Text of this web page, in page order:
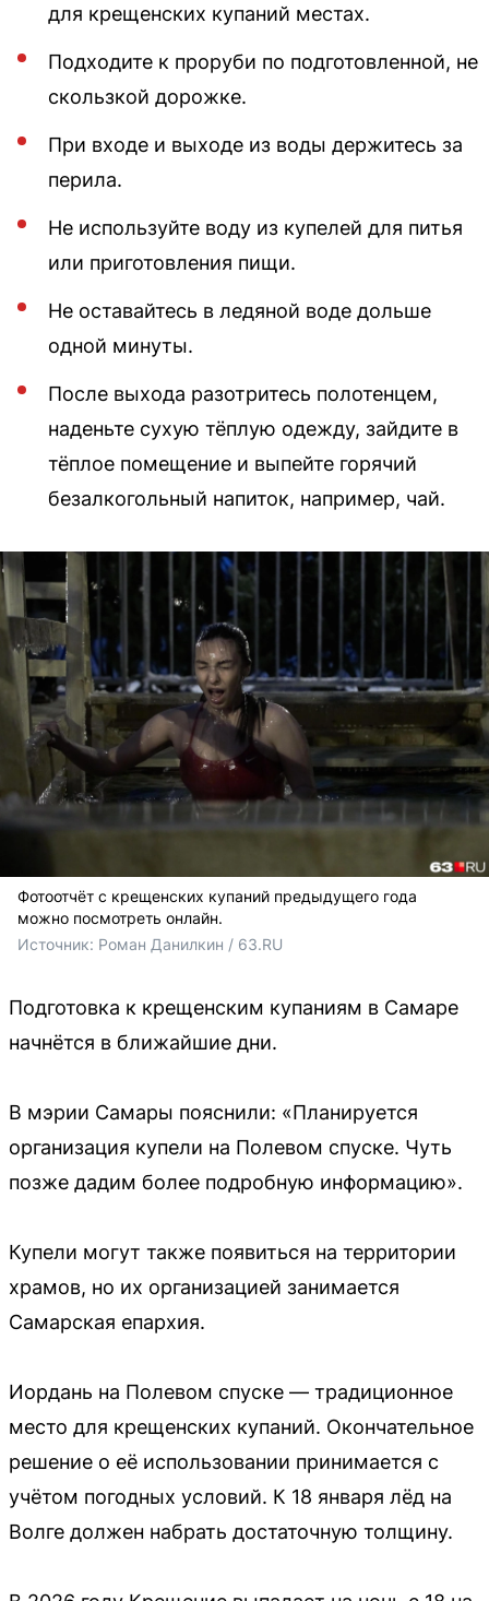
для крещенских купаний местах.
Подходите к проруби по подготовленной, не
скользкой дорожке.
При входе и выходе из воды держитесь за
перила.
Не используйте воду из купелей для питья
или приготовления пищи.
Не оставайтесь в ледяной воде дольше
одной минуты.
После выхода разотритесь полотенцем,
наденьте сухую тёплую одежду, зайдите в
тёплое помещение и выпейте горячий
безалкогольный напиток, например, чай.
Фотоотчёт с крещенских купаний предыдущего года
можно посмотреть онлайн.
Источник: Роман Данилкин / 63.RU
Подготовка к крещенским купаниям в Самаре
начнётся в ближайшие дни.
В мэрии Самары пояснили: «Планируется
организация купели на Полевом спуске. Чуть
позже дадим более подробную информацию».
Купели могут также появиться на территории
храмов, но их организацией занимается
Самарская епархия.
Иордань на Полевом спуске — традиционное
место для крещенских купаний. Окончательное
решение о её использовании принимается с
учётом погодных условий. К 18 января лёд на
Волге должен набрать достаточную толщину.